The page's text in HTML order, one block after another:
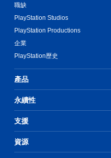
職缺
PlayStation Studios
PlayStation Productions
企業
PlayStation歷史
產品
永續性
支援
資源